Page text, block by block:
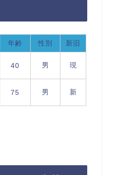
年齢 性別 新旧
40 男 現
75 男 新